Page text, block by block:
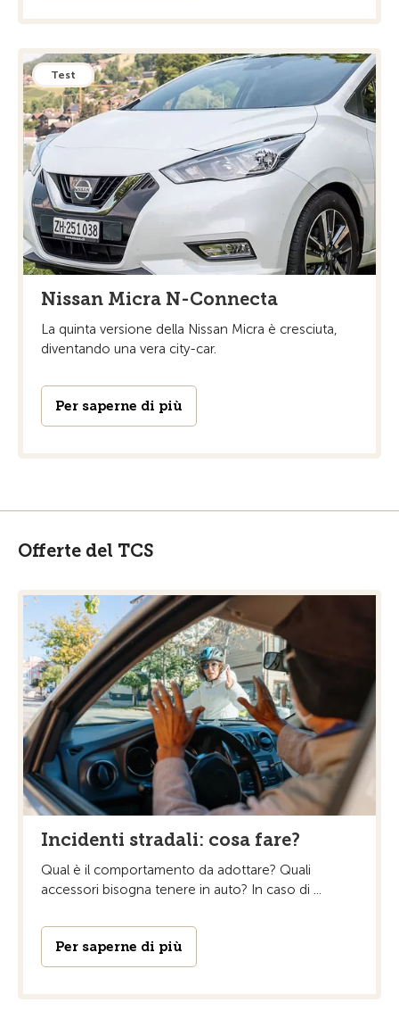
Test
Nissan Micra N-Connecta
La quinta versione della Nissan Micra è cresciuta,
diventando una vera city-car.
Per saperne di più
Offerte del TCS
Incidenti stradali: cosa fare?
Qual è il comportamento da adottare? Quali
accessori bisogna tenere in auto? In caso di ...
Per saperne di più